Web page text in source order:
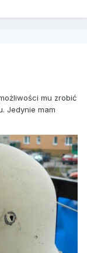
mu zrobić
Jedynie mam